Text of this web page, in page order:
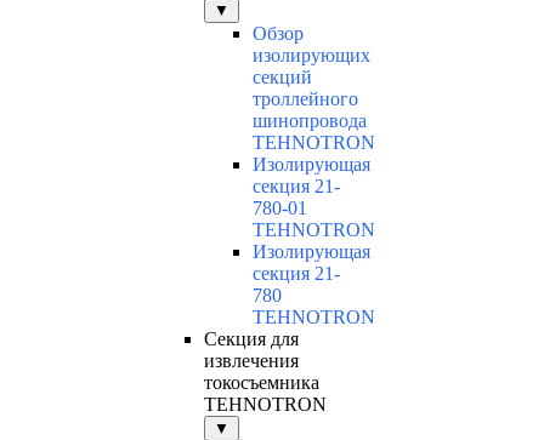
▼
Обзор
изолирующих
секций
троллейного
шинопровода
TEHNOTRON
Изолирующая
секция 21-
780-01
TEHNOTRON
Изолирующая
секция 21-
780
TEHNOTRON
Секция для
извлечения
токосъемника
TEHNOTRON
▼